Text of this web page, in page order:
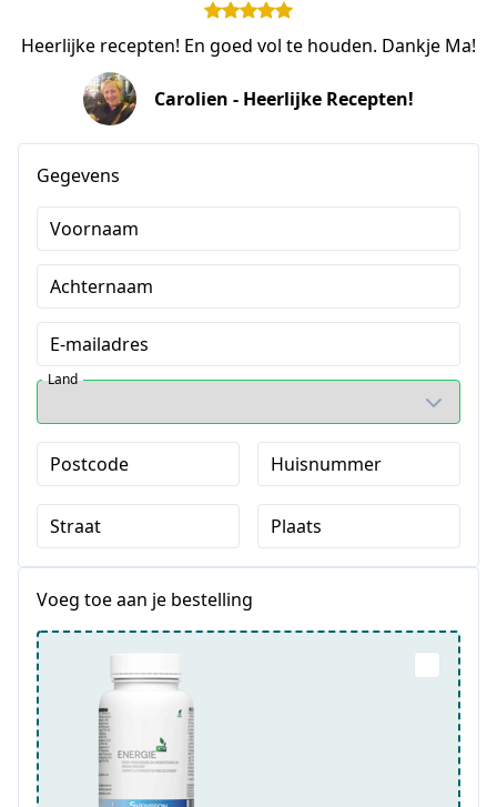
Heerlijke recepten! En goed vol te houden. Dankje Ma!
Carolien - Heerlijke Recepten!
Gegevens
Voornaam
Achternaam
E-mailadres
Land
Postcode Huisnummer
Straat Plaats
Voeg toe aan je bestelling